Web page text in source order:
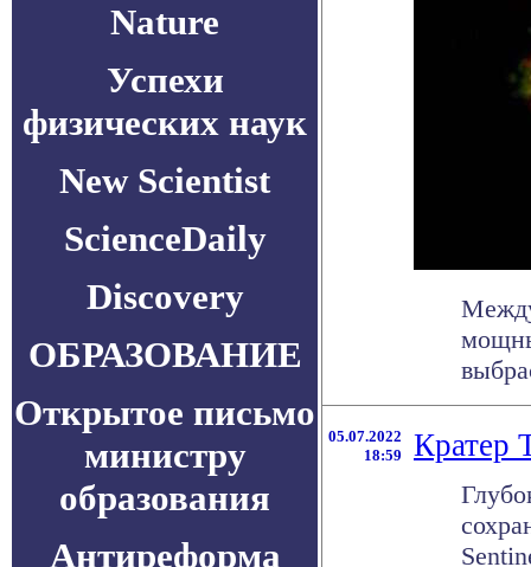
Nature
Успехи
физических наук
New Scientist
ScienceDaily
Discovery
ОБРАЗОВАНИЕ
Открытое письмо
министру
образования
Антиреформа
05.07.2022
18:59
Кратер